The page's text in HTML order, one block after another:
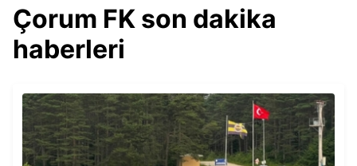
Çorum FK son dakika
haberleri